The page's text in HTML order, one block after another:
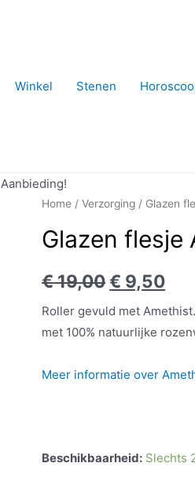
Winkel Stenen
Aanbieding!
Home /Verzorging / Glazen
Glazen flesje
€19,00€ 9,50
Roller gevuld met
met 100% natuurlijke
Meer informatie over
Beschikbaarheid: Slechts